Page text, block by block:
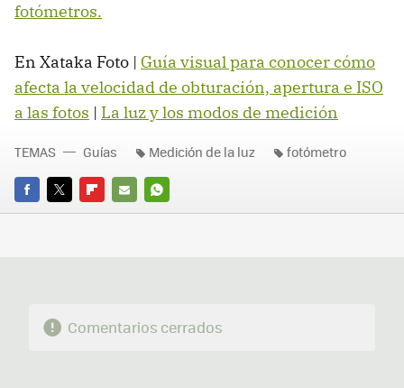
fotómetros.
En Xataka Foto | Guía visual para conocer cómo
afecta la velocidad de obturación, apertura e ISO
a las fotos | La luz y los modos de medición
FACEBOOK
TWITTERFLIPBOARD
E-
WHATSAPP
TEMAS Guías Medición de la luz fotómetro
Comentarios cerrados